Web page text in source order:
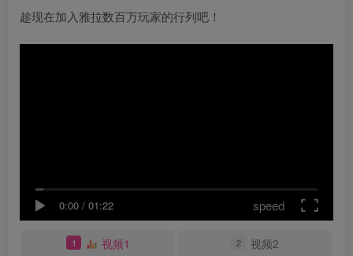
趁现在加入雅拉数百万玩家的行列吧！
0:00 / 01:22 speed
1 视频1 2 视频2